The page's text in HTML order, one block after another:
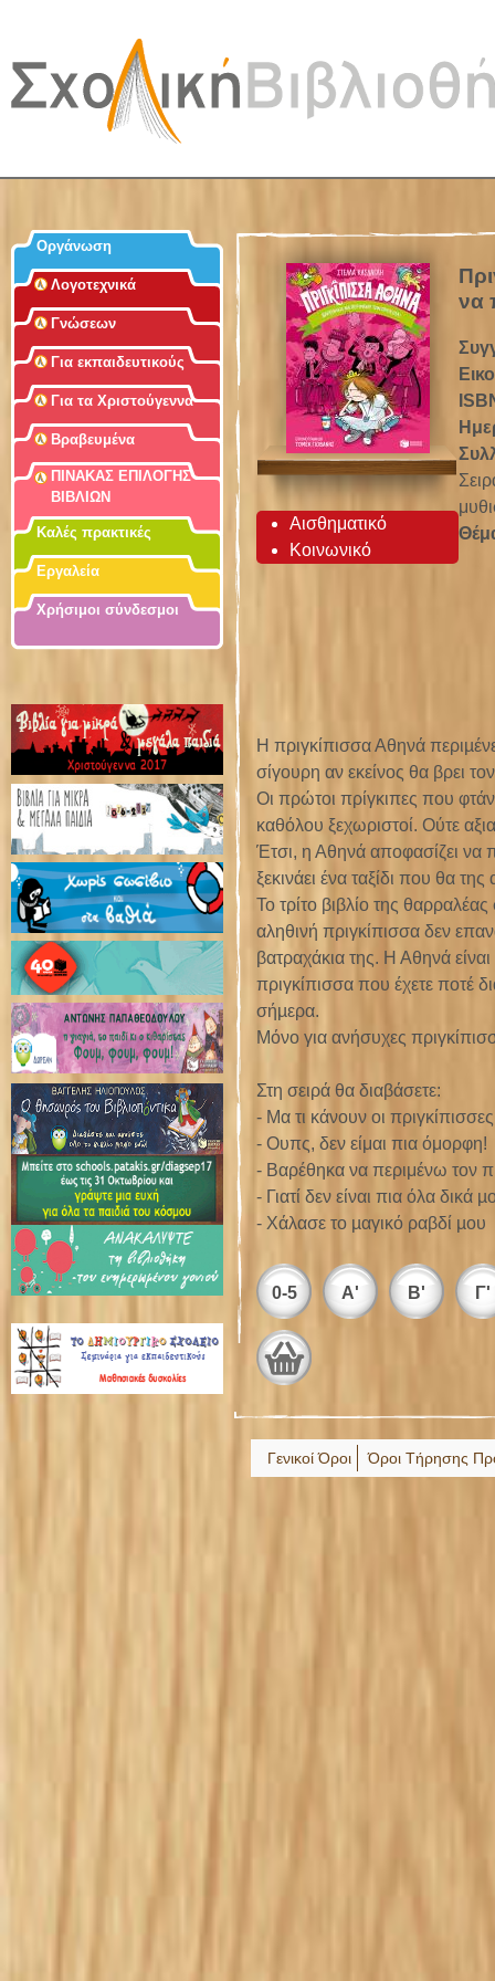
Αισθηματικό
Κοινωνικό
να
Η πριγκίπισσα Αθηνά
σίγουρη αν εκείνος θα βρει
Οι πρώτοι πρίγκιπες που
καθόλου ξεχωριστοί. Ούτε
Έτσι, η Αθηνά αποφασίζει να
ξεκινάει ένα ταξίδι που θα της
Το τρίτο βιβλίο της
αληθινή πριγκίπισσα δεν
βατραχάκια της. Η Αθηνά
πριγκίπισσα που έχετε ποτέ
σήµερα.
Μόνο για ανήσυχες
Στη σειρά θα διαβάσετε:
- Μα τι κάνουν οι
- Ουπς, δεν είμαι πια όμορφη!
- Βαρέθηκα να περιμένω τον
- Γιατί δεν είναι πια όλα δικά
- Χάλασε το µαγικό ραβδί µου
0-5 Α' Β' Γ'
Οργάνωση
Λογοτεχνικά
Γνώσεων
Για εκπαιδευτικούς
Για τα Χριστούγεννα
Βραβευμένα
ΠΙΝΑΚΑΣ ΕΠΙΛΟΓΗΣ
ΒΙΒΛΙΩΝ
Καλές πρακτικές
Εργαλεία
Χρήσιμοι σύνδεσμοι
Γενικοί Όροι Όροι Τήρησης